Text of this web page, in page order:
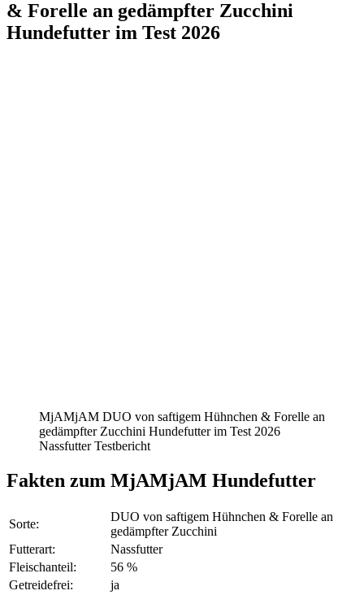
& Forelle an gedämpfter Zucchini
Hundefutter im Test 2026
MjAMjAM DUO von saftigem Hühnchen & Forelle an
gedämpfter Zucchini Hundefutter im Test 2026
Nassfutter Testbericht
Fakten zum MjAMjAM Hundefutter
Sorte:
DUO von saftigem Hühnchen & Forelle an
gedämpfter Zucchini
Futterart:
Nassfutter
Fleischanteil:
56 %
Getreidefrei:
ja